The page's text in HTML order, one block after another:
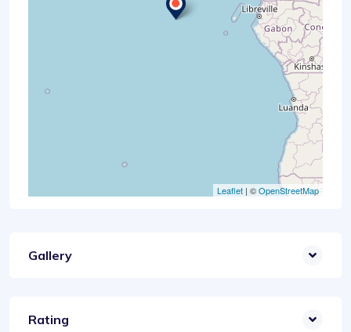
Leaflet | ©OpenStreetMap
Gallery
Rating